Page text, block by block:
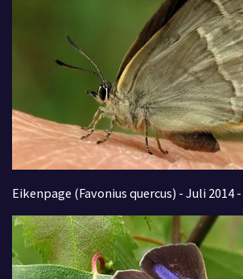
Eikenpage (Favonius quercus) - Juli 2014